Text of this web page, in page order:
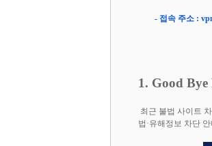
- 접속 주소 :
1. Good
최근 불법 사이트
법·유해정보 차단